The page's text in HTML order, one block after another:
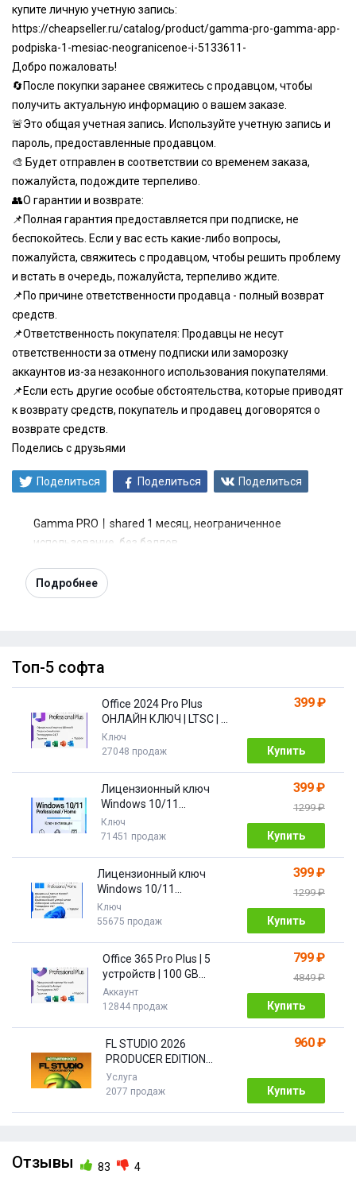
купите личную учетную запись:
https://cheapseller.ru/catalog/product/gamma-pro-gamma-app-
podpiska-1-mesiac-neogranicenoe-i-5133611 -
Добро пожаловать!
🔄После покупки заранее свяжитесь с продавцом, чтобы
получить актуальную информацию о вашем заказе.
🚨Это общая учетная запись. Используйте учетную запись и
пароль, предоставленные продавцом.
🎨 Будет отправлен в соответствии со временем заказа,
пожалуйста, подождите терпеливо.
👥О гарантии и возврате:
📌Полная гарантия предоставляется при подписке, не
беспокойтесь. Если у вас есть какие-либо вопросы,
пожалуйста, свяжитесь с продавцом, чтобы решить проблему
и встать в очередь, пожалуйста, терпеливо ждите.
📌По причине ответственности продавца - полный возврат
средств.
📌Ответственность покупателя: Продавцы не несут
ответственности за отмену подписки или заморозку
аккаунтов из-за незаконного использования покупателями.
📌Если есть другие особые обстоятельства, которые приводят
к возврату средств, покупатель и продавец договорятся о
возврате средств.
Поделись с друзьями
Поделиться Поделиться Поделиться
Gamma PRO丨shared 1 месяц, неограниченное
использование, без баллов
Подробнее
Топ-5 софта
Office 2024 Pro Plus
ОНЛАЙН КЛЮЧ | LTSC | +
ПОДАРОК
Ключ
27048 продаж
399 ₽
Купить
Лицензионный ключ
Windows 10/11
Pro/Home 32/64 bit
Ключ
71451 продаж
399 ₽
1299 ₽
Купить
Лицензионный ключ
Windows 10/11
PRO/HOME | с привязкой
Ключ
55675 продаж
399 ₽
1299 ₽
Купить
Office 365 Pro Plus | 5
устройств | 100 GB
Облако| 1 год
Аккаунт
12844 продаж
799 ₽
4849 ₽
Купить
FL STUDIO 2026
PRODUCER EDITION
[Бессрочная]
Услуга
2077 продаж
960 ₽
Купить
Отзывы 83 4